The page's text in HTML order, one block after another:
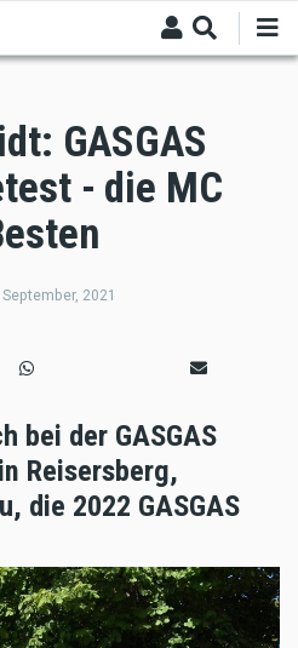
GASGAS
- die MC
September, 2021
bei der GASGAS
Reisersberg,
die 2022 GASGAS